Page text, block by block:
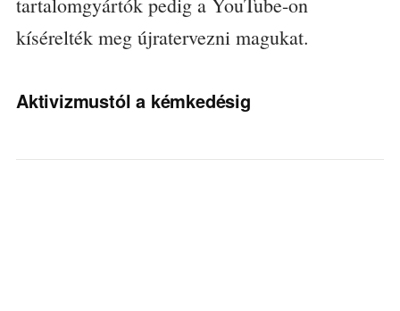
kísérelték meg újratervezni magukat.
Aktivizmustól a kémkedésig